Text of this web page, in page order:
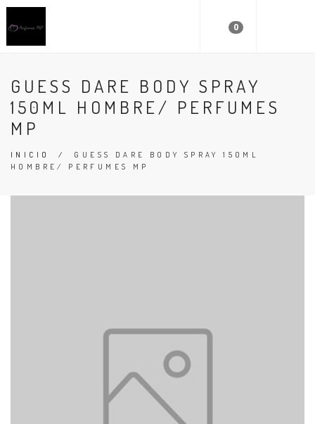
0
GUESS DARE BODY SPRAY
150ML HOMBRE/ PERFUMES
MP
INICIO / GUESS DARE BODY SPRAY 150ML
HOMBRE/ PERFUMES MP